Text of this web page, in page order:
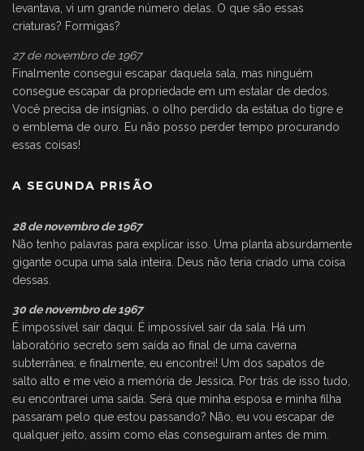
levantava, vi um grande número delas. O que são essas
criaturas? Formigas?
27 de novembro de 1967
Finalmente consegui escapar daquela sala, mas ninguém
consegue escapar da propriedade em um estalar de dedos.
Você precisa de insígnias, o olho perdido da estátua do tigre e
o emblema de ouro. Eu não posso perder tempo procurando
essas coisas!
A SEGUNDA PRISÃO
28 de novembro de 1967
Não tenho palavras para explicar isso. Uma planta absurdamente
gigante ocupa uma sala inteira. Deus não teria criado uma coisa
dessas.
30 de novembro de 1967
É impossível sair daqui. É impossível sair da sala. Há um
laboratório secreto sem saída ao final de uma caverna
subterrânea; e finalmente, eu encontrei! Um dos sapatos de
salto alto e me veio a memória de Jessica. Por trás de isso tudo,
eu encontrarei uma saída. Será que minha esposa e minha filha
passaram pelo que estou passando? Não, eu vou escapar de
qualquer jeito, assim como elas conseguiram antes de mim.